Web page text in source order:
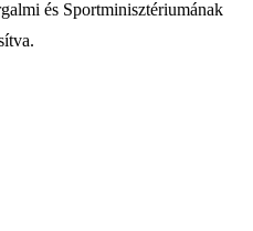
és Sportminisztériumának